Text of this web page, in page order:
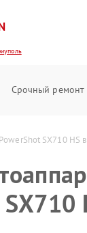
Срочный ремонт
SX710 HS